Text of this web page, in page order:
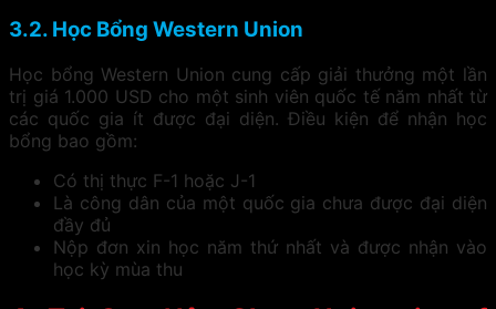
3.2. Học Bổng Western Union
Học bổng Western Union cung cấp giải thưởng một lần
trị giá 1.000 USD cho một sinh viên quốc tế năm nhất từ
các quốc gia ít được đại diện. Điều kiện để nhận học
bổng bao gồm:
Có thị thực F-1 hoặc J-1
Là công dân của một quốc gia chưa được đại diện
đầy đủ
Nộp đơn xin học năm thứ nhất và được nhận vào
học kỳ mùa thu